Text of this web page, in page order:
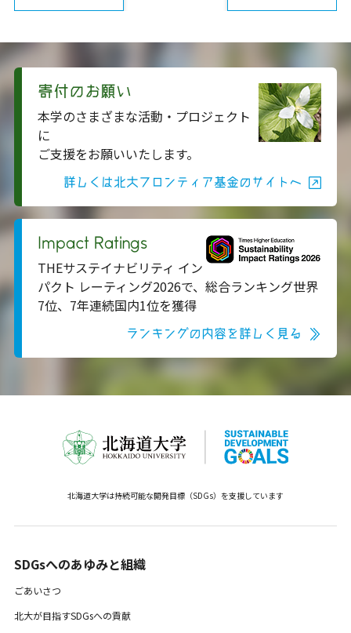
寄付のお願い
本学のさまざまな活動・プロジェクト
に
ご支援をお願いいたします。
詳しくは北大フロンティア基金のサイトへ
Impact Ratings
THEサステイナビリティ イン
パクト レーティング2026で、総合ランキング世界
7位、7年連続国内1位を獲得
ランキングの内容を詳しく見る
北海道大学は持続可能な開発目標（SDGs）を支援しています
SDGsへのあゆみと組織 ​
ごあいさつ
北大が目指すSDGsへの貢献